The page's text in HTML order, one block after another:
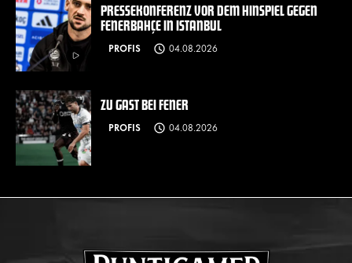
PRESSEKONFERENZ VOR DEM HINSPIEL GEGEN
FENERBAHÇE IN ISTANBUL
PROFIS 04.08.2026
ZU GAST BEI FENER
PROFIS 04.08.2026